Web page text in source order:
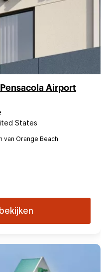
Airport
States
van Orange Beach